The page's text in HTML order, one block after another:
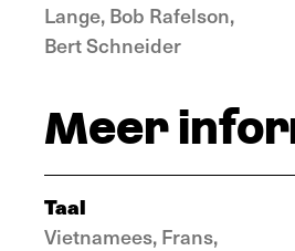
Lange, Bob Rafelson,
Bert Schneider
Meer
Taal
Vietnamees, Frans,